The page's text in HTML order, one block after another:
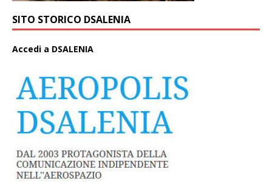
SITO STORICO DSALENIA
Accedi a DSALENIA